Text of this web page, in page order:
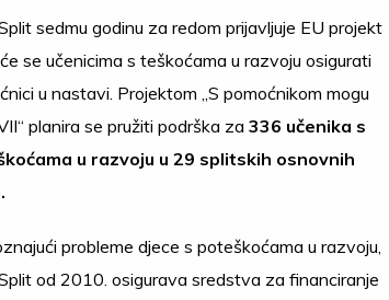
sedmu godinu za redom prijavljuje EU projekt
se učenicima s teškoćama u razvoju osigurati
u nastavi. Projektom „S pomoćnikom mogu
planira se pružiti podrška za 336 učenika s
u razvoju u 29 splitskih osnovnih
probleme djece s poteškoćama u razvoju,
od 2010. osigurava sredstva za financiranje